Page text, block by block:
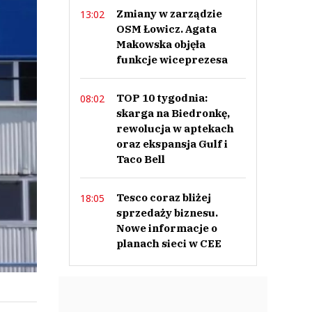
13:02
Zmiany w zarządzie
OSM Łowicz. Agata
Makowska objęła
funkcje wiceprezesa
08:02
TOP 10 tygodnia:
skarga na Biedronkę,
rewolucja w aptekach
oraz ekspansja Gulf i
Taco Bell
18:05
Tesco coraz bliżej
sprzedaży biznesu.
Nowe informacje o
planach sieci w CEE